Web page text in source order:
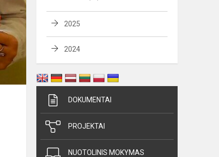
2025
2024
DOKUMENTAI
PROJEKTAI
NUOTOLINIS MOKYMAS